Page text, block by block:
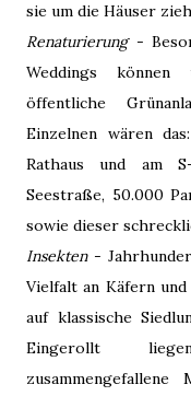
sie um die Häuser
Renaturierung-
Weddings
öffentliche
Einzelnen wären
Rathaus und am
Seestraße, 50.000
sowie dieser
Insekten-
Vielfalt an Käfern
auf klassische
Eingerollt